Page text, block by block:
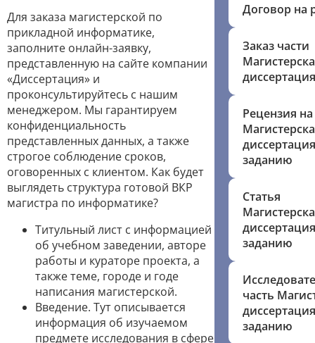
Для заказа магистерской по
прикладной информатике,
заполните онлайн-заявку,
представленную на сайте компании
«Диссертация» и
проконсультируйтесь с нашим
менеджером. Мы гарантируем
конфиденциальность
представленных данных, а также
строгое соблюдение сроков,
оговоренных с клиентом. Как будет
выглядеть структура готовой ВКР
магистра по информатике?
Титульный лист с информацией
об учебном заведении, авторе
работы и кураторе проекта, а
также теме, городе и годе
написания магистерской.
Введение. Тут описывается
информация об изучаемом
предмете исследования в сфере
Договор на
Заказ части
диссертация
Рецензия на
заданию
Статья
заданию
часть
заданию